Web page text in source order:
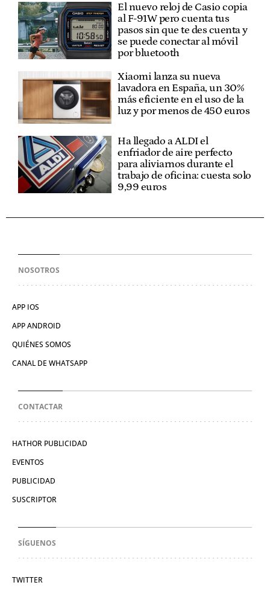
El nuevo reloj de Casio copia
al F-91W pero cuenta tus
pasos sin que te des cuenta y
se puede conectar al móvil
por bluetooth
Xiaomi lanza su nueva
lavadora en España, un 30%
más eficiente en el uso de la
luz y por menos de 450 euros
Ha llegado a ALDI el
enfriador de aire perfecto
para aliviarnos durante el
trabajo de oficina: cuesta solo
9,99 euros
NOSOTROS
APP IOS
APP ANDROID
QUIÉNES SOMOS
CANAL DE WHATSAPP
CONTACTAR
HATHOR PUBLICIDAD
EVENTOS
PUBLICIDAD
SUSCRIPTOR
SÍGUENOS
TWITTER